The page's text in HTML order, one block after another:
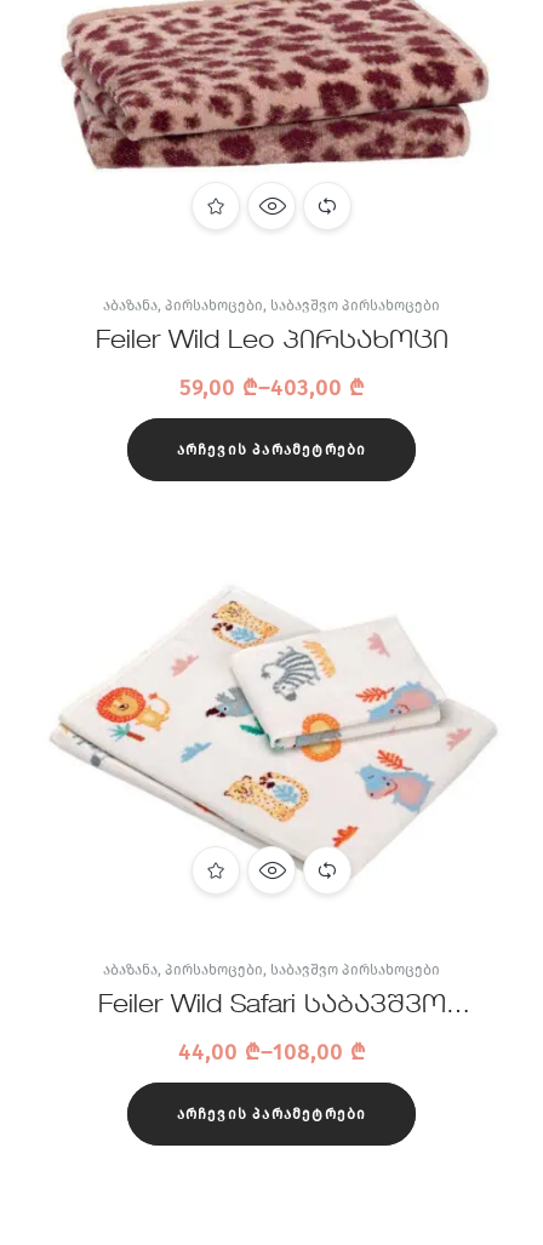
ᲐᲑᲐᲖᲐᲜᲐ, ᲞᲘᲠᲡᲐᲮᲝᲪᲔᲑᲘ, ᲡᲐᲑᲐᲕᲨᲕᲝ ᲞᲘᲠᲡᲐᲮᲝᲪᲔᲑᲘ
Feiler Wild Leo პირსახოცი
59,00 ₾–403,00 ₾
ᲐᲠᲩᲔᲕᲘᲡ ᲞᲐᲠᲐᲛᲔᲢᲠᲔᲑᲘ
ᲐᲑᲐᲖᲐᲜᲐ, ᲞᲘᲠᲡᲐᲮᲝᲪᲔᲑᲘ, ᲡᲐᲑᲐᲕᲨᲕᲝ ᲞᲘᲠᲡᲐᲮᲝᲪᲔᲑᲘ
Feiler Wild Safari საბავშვო
პირსახოცი
44,00 ₾–108,00 ₾
ᲐᲠᲩᲔᲕᲘᲡ ᲞᲐᲠᲐᲛᲔᲢᲠᲔᲑᲘ